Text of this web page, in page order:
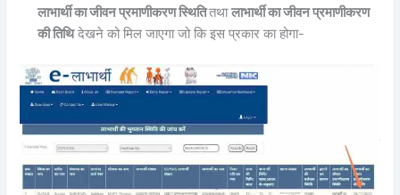
लाभार्थी का जीवन प्रमाणीकरण स्थितितथालाभार्थी का जीवन प्रमाणीकरण
की तिथिदेखने को मिल जाएगा जो कि इस प्रकार का होगा-